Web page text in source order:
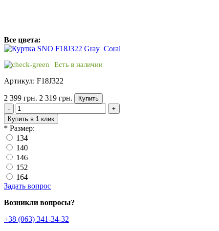
Все цвета:
Есть в наличии
Артикул: F18J322
2 399 грн. 2 319 грн.
Купить
-
+
Купить в 1 клик
* Размер:
134
140
146
152
164
Задать вопрос
Возникли вопросы?
+38 (063) 341-34-32